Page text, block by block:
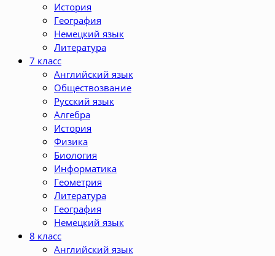
История
География
Немецкий язык
Литература
7 класс
Английский язык
Обществозвание
Русский язык
Алгебра
История
Физика
Биология
Информатика
Геометрия
Литература
География
Немецкий язык
8 класс
Английский язык